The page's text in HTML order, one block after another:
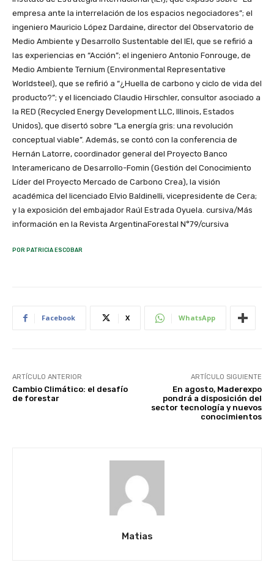
empresa ante la interrelación de los espacios negociadores”; el
ingeniero Mauricio López Dardaine, director del Observatorio de
Medio Ambiente y Desarrollo Sustentable del IEI, que se refirió a
las experiencias en “Acción”; el ingeniero Antonio Fonrouge, de
Medio Ambiente Ternium (Environmental Representative
Worldsteel), que se refirió a “¿Huella de carbono y ciclo de vida del
producto?”; y el licenciado Claudio Hirschler, consultor asociado a
la RED (Recycled Energy Development LLC, Illinois, Estados
Unidos), que disertó sobre “La energía gris: una revolución
conceptual viable”. Además, se contó con la conferencia de
Hernán Latorre, coordinador general del Proyecto Banco
Interamericano de Desarrollo-Fomin (Gestión del Conocimiento
Líder del Proyecto Mercado de Carbono Crea), la visión
académica del licenciado Elvio Baldinelli, vicepresidente de Cera;
y la exposición del embajador Raúl Estrada Oyuela. cursiva/Más
información en la Revista ArgentinaForestal N°79/cursiva
POR PATRICIA ESCOBAR
Facebook X WhatsApp
ARTÍCULO ANTERIOR
Cambio Climático: el desafío
de forestar
ARTÍCULO SIGUIENTE
En agosto, Maderexpo
pondrá a disposición del
sector tecnología y nuevos
conocimientos
Matias